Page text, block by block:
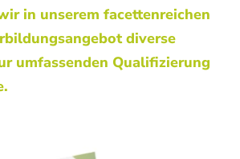
in unserem facettenreichen
diverse
umfassenden Qualifizierung